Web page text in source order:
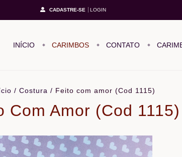
CADASTRE-SE LOGIN
INÍCIO CARIMBOS CONTATO
/ Costura / Feito com amor (Cod 1115)
Com Amor (Cod 1115)